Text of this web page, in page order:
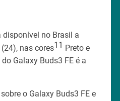
disponível no Brasil a
nas cores11 Preto e
Galaxy Buds3 FE é a
o Galaxy Buds3 FE e